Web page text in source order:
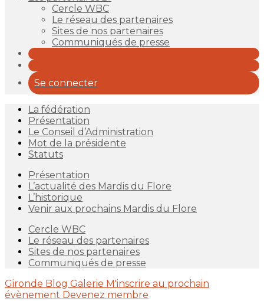
Cercle WBC
Le réseau des partenaires
Sites de nos partenaires
Communiqués de presse
Se connecter
La fédération
Présentation
Le Conseil d’Administration
Mot de la présidente
Statuts
Présentation
L’actualité des Mardis du Flore
L’historique
Venir aux prochains Mardis du Flore
Cercle WBC
Le réseau des partenaires
Sites de nos partenaires
Communiqués de presse
Gironde Blog Galerie M'inscrire au prochain
évènement Devenez membre